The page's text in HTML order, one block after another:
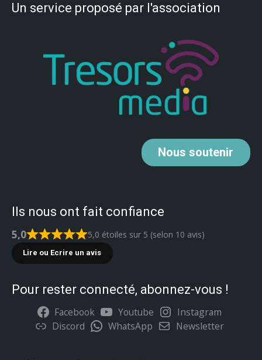
Un service proposé par l'association
Noussoutenir
Ils nous ont fait confiance
5,0 5,0 étoiles sur 5 (selon 10 avis)
Lire ou Ecrire un avis
Pour rester connecté, abonnez-vous !
Facebook Youtube
Instagram
Discord
WhatsApp Newsletter